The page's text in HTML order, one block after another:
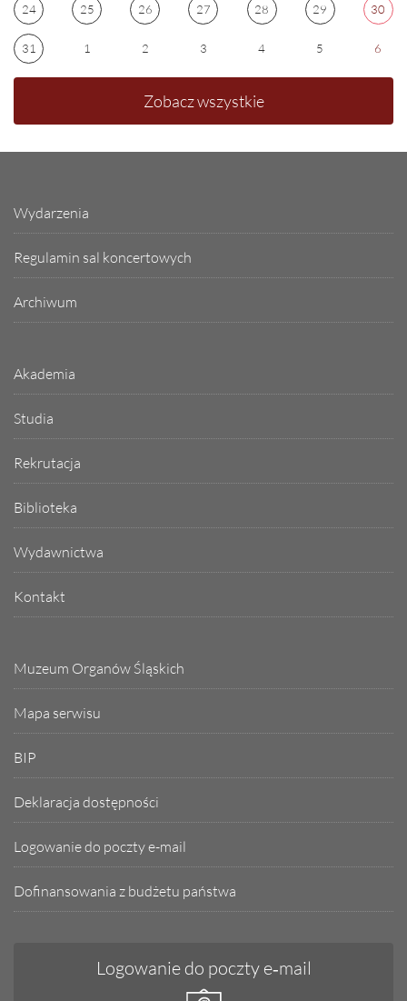
24 25 26 27 28 29 30
31 1 2 3 4 5 6
Zobacz wszystkie
Wydarzenia
Regulamin sal koncertowych
Archiwum
Akademia
Studia
Rekrutacja
Biblioteka
Wydawnictwa
Kontakt
Muzeum Organów Śląskich
Mapa serwisu
BIP
Deklaracja dostępności
Logowanie do poczty e-mail
Dofinansowania z budżetu państwa
Logowanie do poczty e‑mail